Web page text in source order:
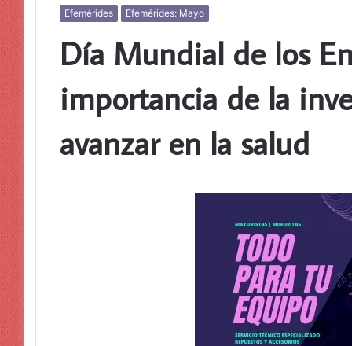
Efemérides Efemérides: Mayo
Día Mundial de los
importancia de la
avanzar en la salud